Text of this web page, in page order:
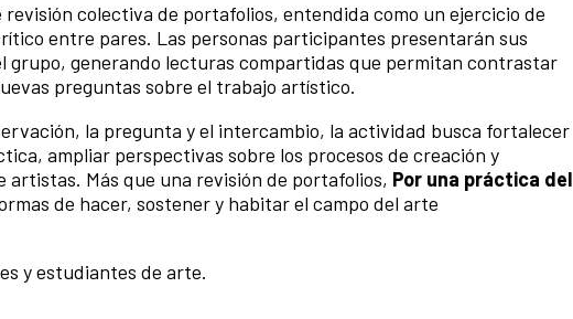
colectiva de portafolios, entendida como un ejercicio de
entre pares. Las personas participantes presentarán sus
grupo, generando lecturas compartidas que permitan contrastar
preguntas sobre el trabajo artístico.
la pregunta y el intercambio, la actividad busca fortalecer
ampliar perspectivas sobre los procesos de creación y
Más que una revisión de portafolios, Por una práctica del
de hacer, sostener y habitar el campo del arte
y estudiantes de arte.